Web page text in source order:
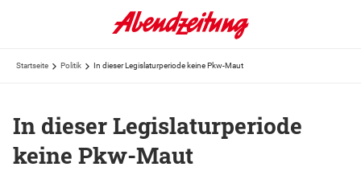
Startseite Politik In dieser Legislaturperiode keine Pkw-Maut
In dieser Legislaturperiode
keine Pkw-Maut